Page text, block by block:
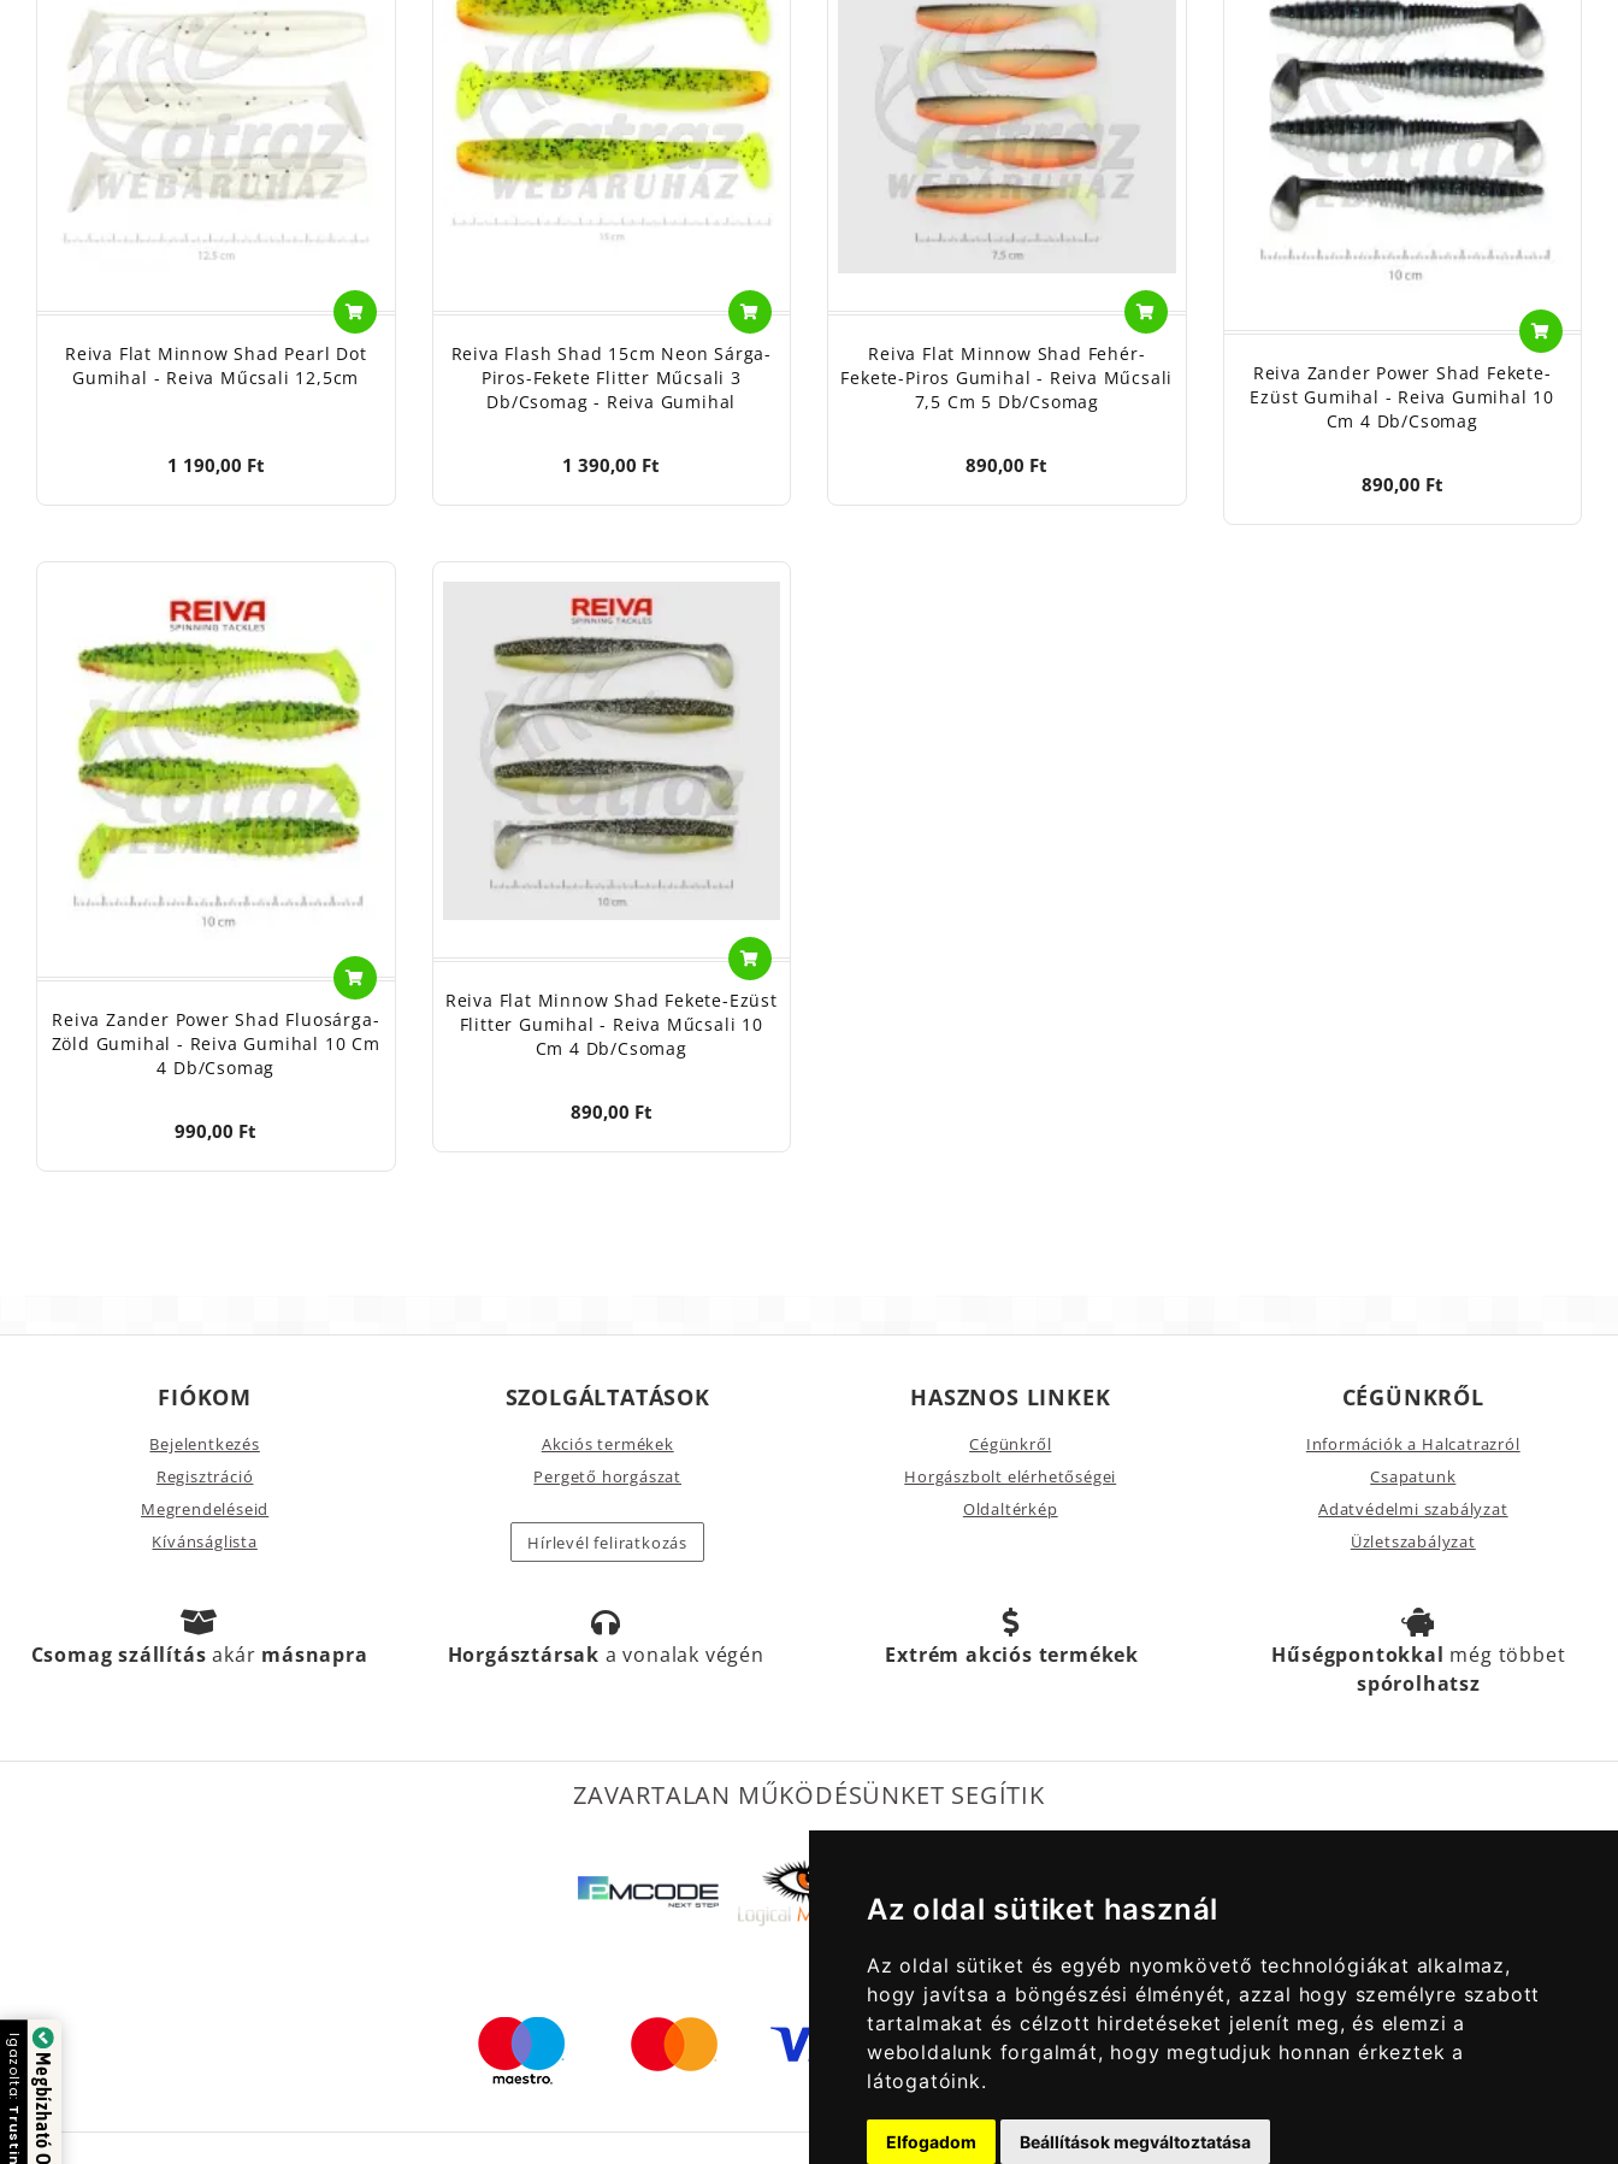
Az oldal sütiket használ
Az oldal sütiket és egyéb nyomkövető technológiákat alkalmaz,
hogy javítsa a böngészési élményét, azzal hogy személyre szabott
tartalmakat és célzott hirdetéseket jelenít meg, és elemzi a
weboldalunk forgalmát, hogy megtudjuk honnan érkeztek a
látogatóink.
Elfogadom Beállítások megváltoztatása
Reiva Flat Minnow Shad Pearl Dot
Gumihal - Reiva Műcsali 12,5cm
1 190,00 Ft
Reiva Flash Shad 15cm Neon Sárga-
Piros-Fekete Flitter Műcsali 3
Db/csomag - Reiva Gumihal
1 390,00 Ft
Reiva Flat Minnow Shad Fehér-
Fekete-Piros Gumihal - Reiva Műcsali
7,5 Cm 5 Db/csomag
890,00 Ft
Reiva Zander Power Shad Fekete-
Ezüst Gumihal - Reiva Gumihal 10
Cm 4 Db/csomag
890,00 Ft
Reiva Zander Power Shad Fluosárga-
Zöld Gumihal - Reiva Gumihal 10 Cm
4 Db/csomag
990,00 Ft
Reiva Flat Minnow Shad Fekete-Ezüst
Flitter Gumihal - Reiva Műcsali 10
Cm 4 Db/csomag
890,00 Ft
FIÓKOM
Bejelentkezés
Regisztráció
Megrendeléseid
Kívánságlista
SZOLGÁLTATÁSOK
Akciós termékek
Pergető horgászat
Hírlevél feliratkozás
HASZNOS LINKEK
Cégünkről
Horgászbolt elérhetőségei
Oldaltérkép
CÉGÜNKRŐL
Információk a Halcatrazról
Csapatunk
Adatvédelmi szabályzat
Üzletszabályzat
Csomag szállításakár másnapra Horgásztársak a vonalak végén Extrém akciós termékek Hűségpontokkal még többet
spórolhatsz
ZAVARTALAN MŰKÖDÉSÜNKET SEGÍTIK
Megbízható Oldal
Igazolta: